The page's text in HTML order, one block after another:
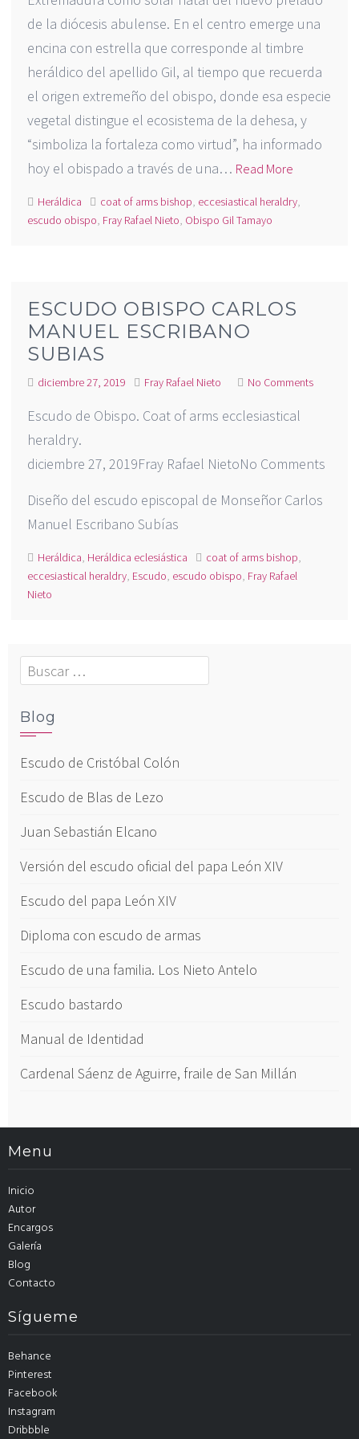
de la diócesis abulense. En el centro emerge una
encina con estrella que corresponde al timbre
heráldico del apellido Gil, al tiempo que recuerda
el origen extremeño del obispo, donde esa especie
vegetal distingue el ecosistema de la dehesa, y
“simboliza la fortaleza como virtud”, ha informado
hoy el obispado a través de una… Read More
Heráldica coat of arms bishop, eccesiastical heraldry,
escudo obispo, Fray Rafael Nieto, Obispo Gil Tamayo
ESCUDO OBISPO CARLOS
MANUEL ESCRIBANO
SUBIAS
diciembre 27, 2019 Fray Rafael Nieto No Comments
Escudo de Obispo. Coat of arms ecclesiastical
heraldry.
diciembre 27, 2019Fray Rafael NietoNo Comments
Diseño del escudo episcopal de Monseñor Carlos
Manuel Escribano Subías
Heráldica, Heráldica eclesiástica coat of arms bishop,
eccesiastical heraldry, Escudo, escudo obispo, Fray Rafael
Nieto
Buscar:
Blog
Escudo de Cristóbal Colón
Escudo de Blas de Lezo
Juan Sebastián Elcano
Versión del escudo oficial del papa León XIV
Escudo del papa León XIV
Diploma con escudo de armas
Escudo de una familia. Los Nieto Antelo
Escudo bastardo
Manual de Identidad
Cardenal Sáenz de Aguirre, fraile de San Millán
Menu
Inicio
Autor
Encargos
Galería
Blog
Contacto
Sígueme
Behance
Pinterest
Facebook
Instagram
Dribbble